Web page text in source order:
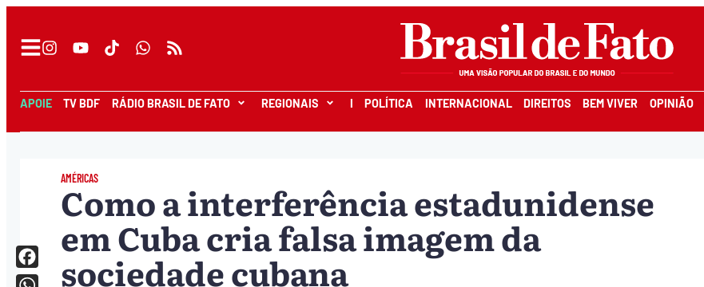
APOIE TV BDF RÁDIO BRASIL DE FATO REGIONAIS I POLÍTICA INTERNACIONAL DIREITOS BEM VIVER OPINIÃO
AMÉRICAS
Como a interferência estadunidense
em Cuba cria falsa imagem da
sociedade cubana
Facebook